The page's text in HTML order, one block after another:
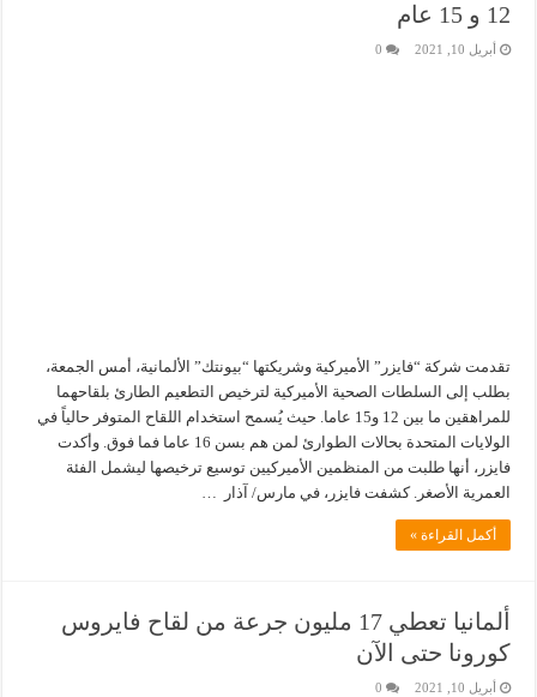
12 و 15 عام
أبريل 10, 2021 0
تقدمت شركة “فايزر” الأميركية وشريكتها “بيونتك” الألمانية، أمس الجمعة،
بطلب إلى السلطات الصحية الأميركية لترخيص التطعيم الطارئ بلقاحهما
للمراهقين ما بين 12 و15 عاما. حيث يُسمح استخدام اللقاح المتوفر حالياً في
الولايات المتحدة بحالات الطوارئ لمن هم بسن 16 عاما فما فوق. وأكدت
فايزر، أنها طلبت من المنظمين الأميركيين توسيع ترخيصها ليشمل الفئة
العمرية الأصغر. كشفت فايزر، في مارس/ آذار …
أكمل القراءة »
ألمانيا تعطي 17 مليون جرعة من لقاح فايروس
كورونا حتى الآن
أبريل 10, 2021 0